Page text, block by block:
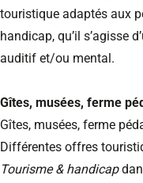
touristique adaptés aux
handicap, qu’il s’agisse
auditif et/ou mental.
Gîtes, musées, ferme
Gîtes, musées, ferme
Différentes offres
Tourisme & handicap